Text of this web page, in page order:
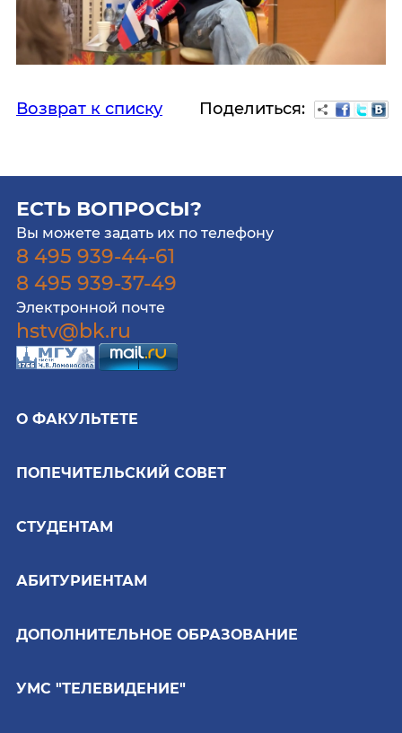
Возврат к списку Поделиться:
ЕСТЬ ВОПРОСЫ?
Вы можете задать их по телефону
8 495 939-44-61
8 495 939-37-49
Электронной почте
hstv@bk.ru
О ФАКУЛЬТЕТЕ
ПОПЕЧИТЕЛЬСКИЙ СОВЕТ
СТУДЕНТАМ
АБИТУРИЕНТАМ
ДОПОЛНИТЕЛЬНОЕ ОБРАЗОВАНИЕ
УМС "ТЕЛЕВИДЕНИЕ"